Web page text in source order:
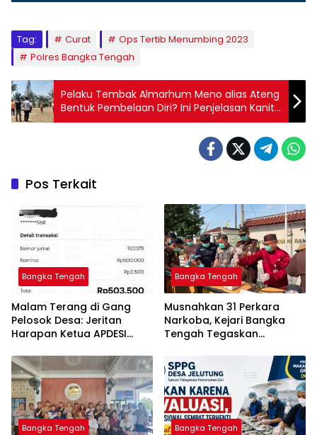
Tag: Curat
Ops Tertib Menumbing 2023
Polres Bangka Tengah
Pelaku Tembak Almarhum Meno alias Ateng
Bentuk Pembelaan Diri? Ini Penjelasan Kanit
Reskrim
Pos Terkait
Bangka Tengah
Malam Terang di Gang
Pelosok Desa: Jeritan
Harapan Ketua APDESI
Babel
Bangka Tengah
Musnahkan 31 Perkara
Narkoba, Kejari Bangka
Tengah Tegaskan
Kejahatan Hingga Tuntas
Bangka Tengah Bangka Tengah